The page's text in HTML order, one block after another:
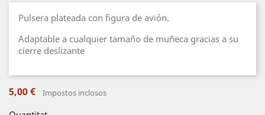
Pulsera plateada con figura de avión.
Adaptable a cualquier tamaño de muñeca gracias a su
cierre deslizante
5,00 € Impostos inclosos